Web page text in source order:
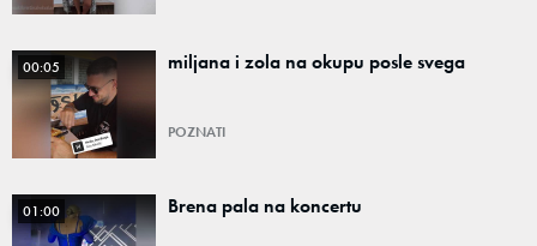
00:05 miljana i zola na okupu posle svega
POZNATI
01:00 Brena pala na koncertu